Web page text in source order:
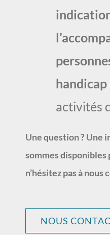
handicap
activités
Une question ? Une
sommes disponibles
n’hésitez pas à nous
NOUS